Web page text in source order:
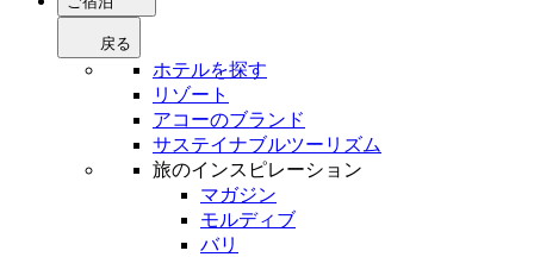
戻る
ホテルを探す
リゾート
アコーのブランド
サステイナブルツーリズム
旅のインスピレーション
マガジン
モルディブ
バリ